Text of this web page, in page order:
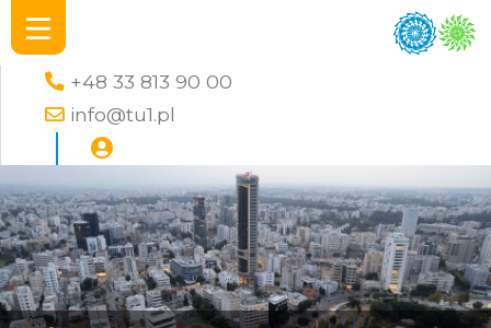
+48 33 813 90 00
info@tu1.pl